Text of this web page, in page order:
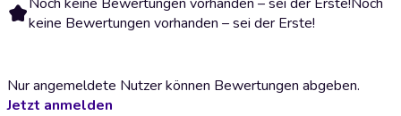
keine Bewertungen vorhanden – sei der Erste!
Nur angemeldete Nutzer können Bewertungen abgeben.
Jetzt anmelden